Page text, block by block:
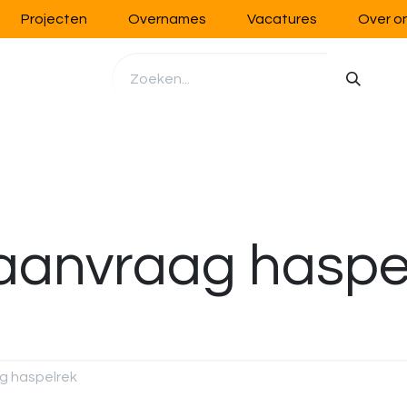
Projecten Overnames Vacatures Over